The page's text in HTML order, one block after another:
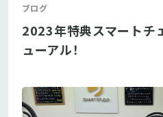
ブログ
2023年特典スマートチ
ューアル！